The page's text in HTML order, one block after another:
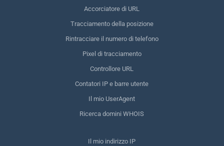
Accorciatore di URL
Tracciamento della posizione
Rintracciare il numero di telefono
Pixel di tracciamento
Controllore URL
Contatori IP e barre utente
Il mio UserAgent
Ricerca domini WHOIS
Il mio indirizzo IP